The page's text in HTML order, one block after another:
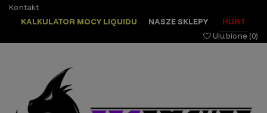
Kontakt
KALKULATOR MOCY LIQUIDU
NASZE SKLEPY
HURT
Ulubione (0)